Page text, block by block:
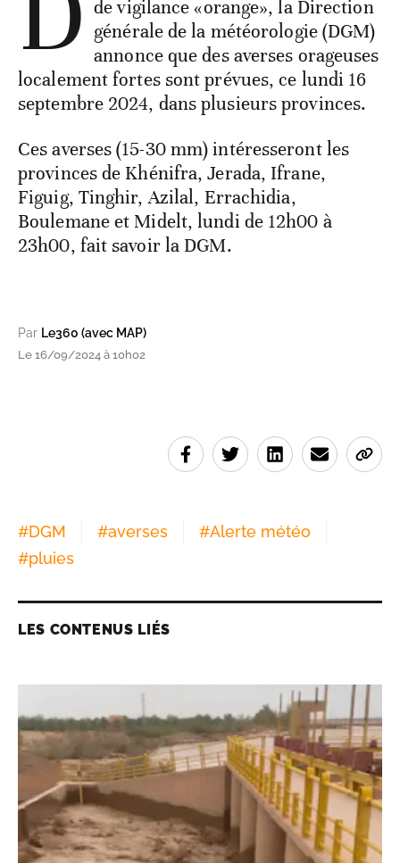
de vigilance «orange», la Direction
générale de la météorologie (DGM)
annonce que des averses orageuses
localement fortes sont prévues, ce lundi 16
septembre 2024, dans plusieurs provinces.
Ces averses (15-30 mm) intéresseront les
provinces de Khénifra, Jerada, Ifrane,
Figuig, Tinghir, Azilal, Errachidia,
Boulemane et Midelt, lundi de 12h00 à
23h00, fait savoir la DGM.
Par Le360 (avec MAP)
Le 16/09/2024 à 10h02
#DGM #averses #Alerte météo
#pluies
LES CONTENUS LIÉS